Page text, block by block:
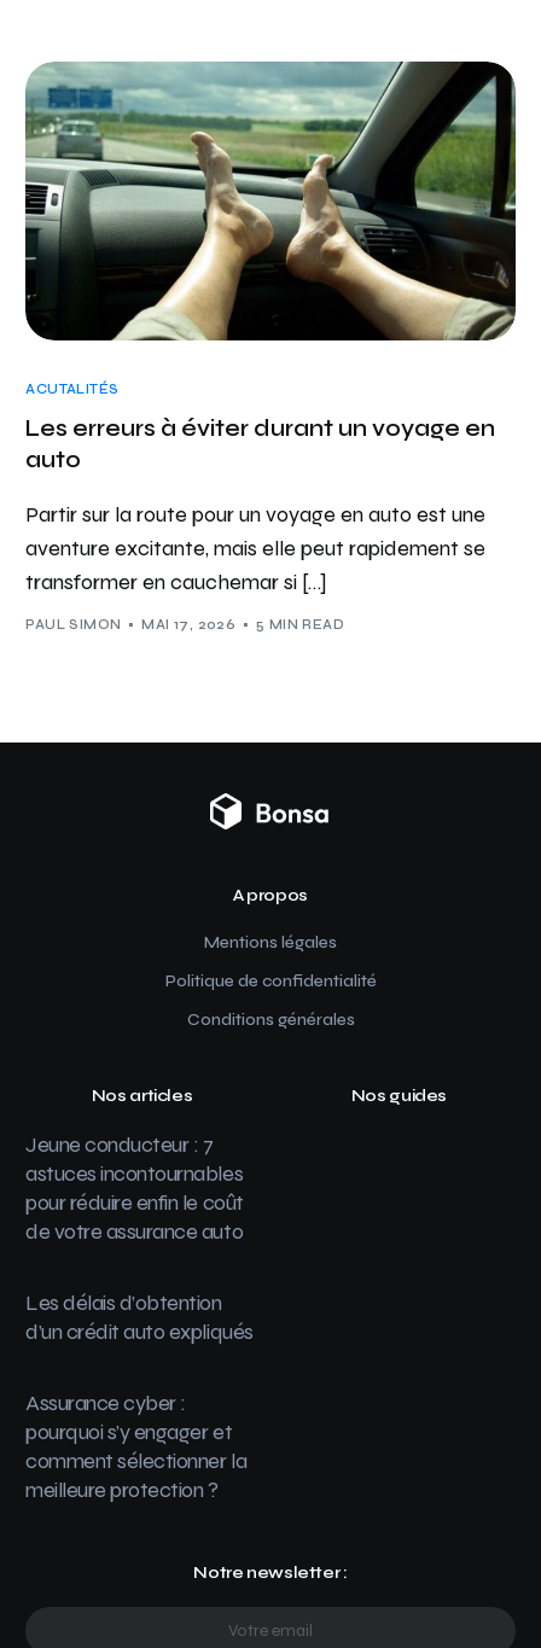
ACUTALITÉS
Les erreurs à éviter durant un voyage en
auto
Partir sur la route pour un voyage en auto est une
aventure excitante, mais elle peut rapidement se
transformer en cauchemar si […]
PAUL SIMON MAI 17, 2026 5 MIN READ
A propos
Mentions légales
Politique de confidentialité
Conditions générales
Nos articles
Jeune conducteur : 7
astuces incontournables
pour réduire enfin le coût
de votre assurance auto
Les délais d’obtention
d’un crédit auto expliqués
Assurance cyber :
pourquoi s’y engager et
comment sélectionner la
meilleure protection ?
Nos guides
Notre newsletter :